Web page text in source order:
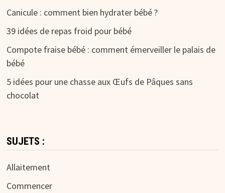
Canicule : comment bien hydrater bébé ?
39 idées de repas froid pour bébé
Compote fraise bébé : comment émerveiller le palais de
bébé
5 idées pour une chasse aux Œufs de Pâques sans
chocolat
SUJETS :
Allaitement
Commencer